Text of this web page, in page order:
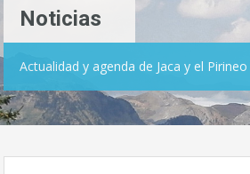
Noticias
Actualidad y agenda de Jaca y el Pirineo